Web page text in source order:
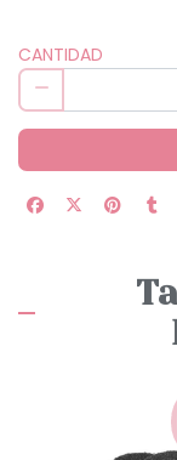
CANTIDAD